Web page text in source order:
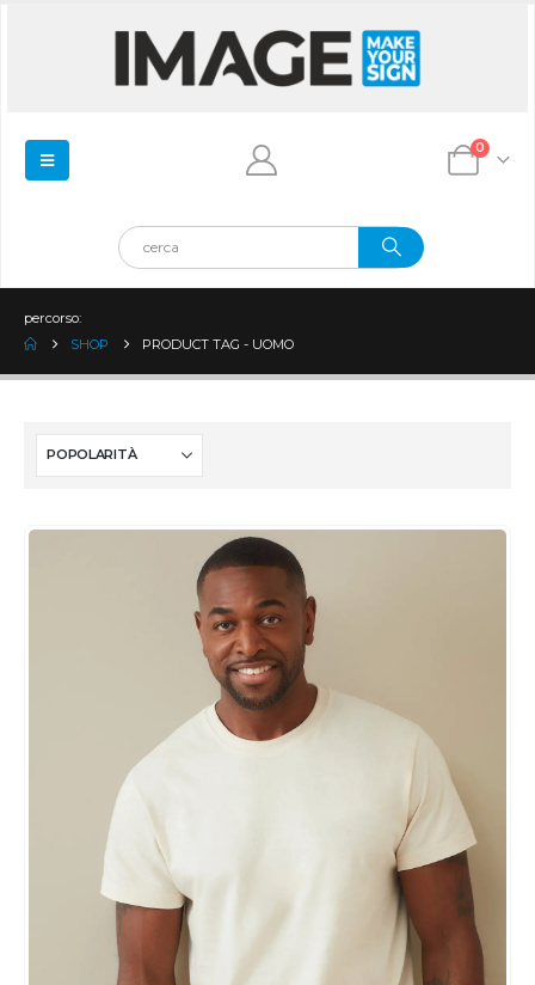
0
percorso:
SHOP
PRODUCT TAG - UOMO